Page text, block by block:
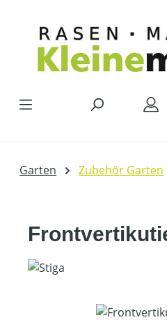
Garten Zubehör Garten
Bildergalerie überspringen